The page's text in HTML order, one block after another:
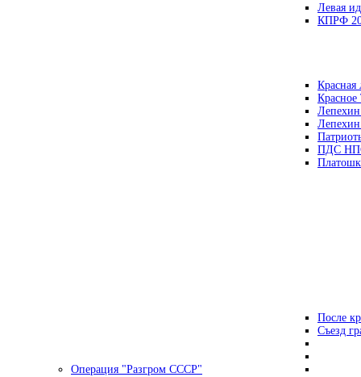
Левая
КПРФ
Красная
ПДС
После
Съезд
Операция "Разгром СССР"